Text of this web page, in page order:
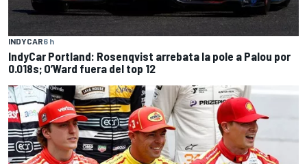
INDYCAR6 h
IndyCar Portland: Rosenqvist arrebata la pole a Palou por
0.018s; O’Ward fuera del top 12